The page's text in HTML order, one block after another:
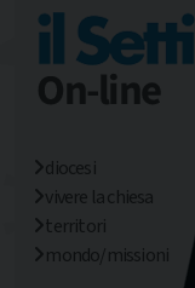
diocesi
vivere la chiesa
territori
mondo/missioni